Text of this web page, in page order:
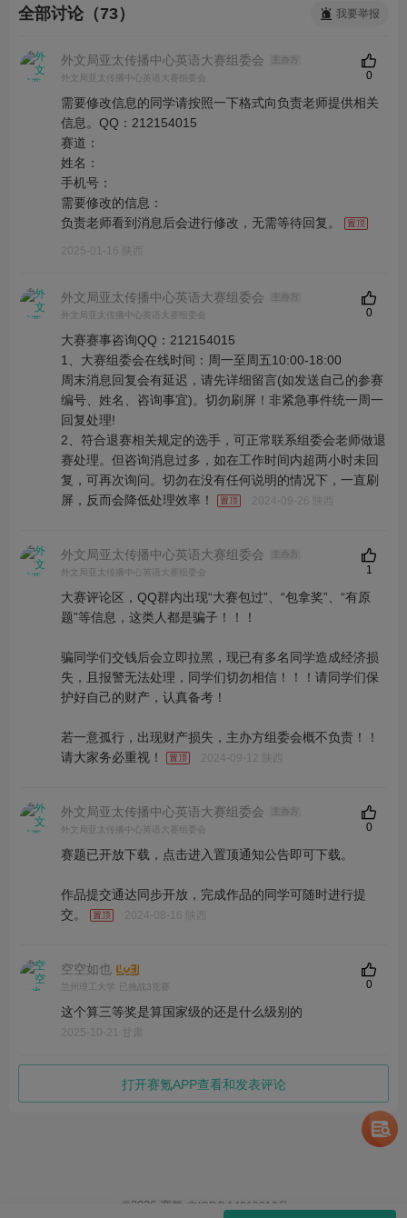
全部讨论（73） 我要举报
外文局亚太传播中心英语大赛组委会
主办方
外文局亚太传播中心英语大赛组委会
需要修改信息的同学请按照一下格式向负责老师提供相关
信息。QQ：212154015
赛道：
姓名：
手机号：
需要修改的信息：
负责老师看到消息后会进行修改，无需等待回复。
2025-01-16 陕西
0
外文局亚太传播中心英语大赛组委会
主办方
外文局亚太传播中心英语大赛组委会
大赛赛事咨询QQ：212154015
1、大赛组委会在线时间：周一至周五10:00-18:00
周末消息回复会有延迟，请先详细留言(如发送自己的参赛
编号、姓名、咨询事宜)。切勿刷屏！非紧急事件统一周一
回复处理!
2、符合退赛相关规定的选手，可正常联系组委会老师做退
赛处理。但咨询消息过多，如在工作时间内超两小时未回
复，可再次询问。切勿在没有任何说明的情况下，一直刷
屏，反而会降低处理效率！
2024-09-26 陕西
0
外文局亚太传播中心英语大赛组委会
主办方
外文局亚太传播中心英语大赛组委会
大赛评论区，QQ群内出现“大赛包过”、“包拿奖”、“有原
题”等信息，这类人都是骗子！！！
骗同学们交钱后会立即拉黑，现已有多名同学造成经济损
失，且报警无法处理，同学们切勿相信！！！请同学们保
护好自己的财产，认真备考！
若一意孤行，出现财产损失，主办方组委会概不负责！！
请大家务必重视！
2024-09-12 陕西
1
外文局亚太传播中心英语大赛组委会
主办方
外文局亚太传播中心英语大赛组委会
赛题已开放下载，点击进入置顶通知公告即可下载。
作品提交通达同步开放，完成作品的同学可随时进行提
交。
2024-08-16 陕西
0
空空如也
兰州理工大学 已挑战3竞赛
2025-10-21 甘肃
0
打开赛氪APP查看和发表评论
©2026 赛氪 京ICP备14013810号